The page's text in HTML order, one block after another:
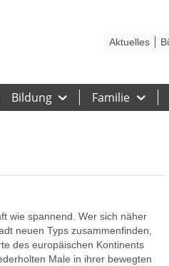
Bildung Familie
Aktuelles
wie spannend. Wer sich näher
neuen Typs zusammenfinden,
des europäischen Kontinents
Male in ihrer bewegten